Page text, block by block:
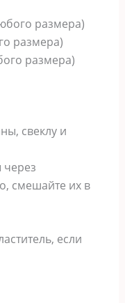
размера)
размера)
размера)
свеклу и
через
смешайте их в
если